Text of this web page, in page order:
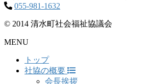
055-981-1632
© 2014 清水町社会福祉協議会
MENU
トップ
社協の概要
会長挨拶